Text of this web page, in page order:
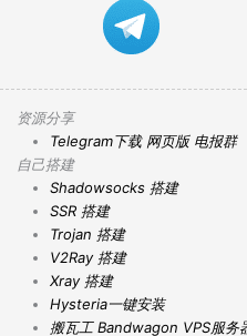
资源分享
Telegram下载 网页版 电报群
自己搭建
Shadowsocks 搭建
SSR 搭建
Trojan 搭建
V2Ray 搭建
Xray 搭建
Hysteria一键安装
搬瓦工 Bandwagon VPS服务